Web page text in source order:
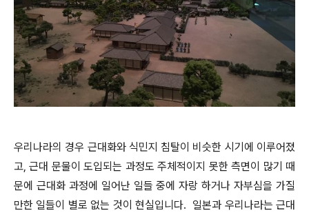
우리나라의 경우 근대화와 식민지 침탈이 비슷한 시기에 이루어졌
고, 근대 문물이 도입되는 과정도 주체적이지 못한 측면이 많기 때
문에 근대화 과정에 일어난 일들 중에 자랑 하거나 자부심을 가질
만한 일들이 별로 없는 것이 현실입니다. 일본과 우리나라는 근대